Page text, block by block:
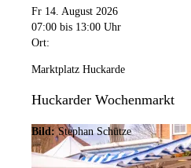
Fr 14. August 2026
07:00 bis 13:00 Uhr
Ort:
Marktplatz Huckarde
Huckarder Wochenmarkt
Bild: Stephan Schütze